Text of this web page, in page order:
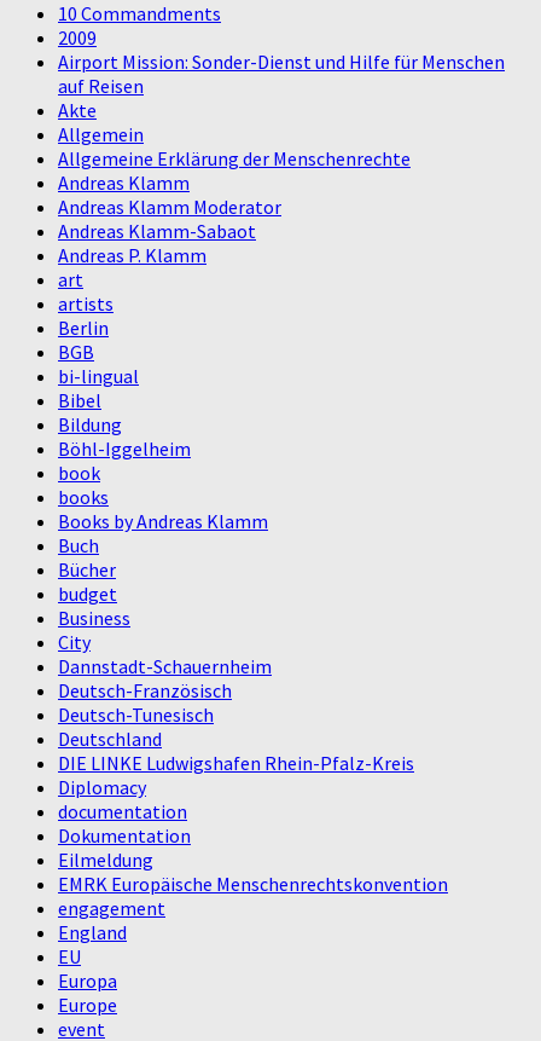
10 Commandments
2009
Airport Mission: Sonder-Dienst und Hilfe für Menschen
auf Reisen
Akte
Allgemein
Allgemeine Erklärung der Menschenrechte
Andreas Klamm
Andreas Klamm Moderator
Andreas Klamm-Sabaot
Andreas P. Klamm
art
artists
Berlin
BGB
bi-lingual
Bibel
Bildung
Böhl-Iggelheim
book
books
Books by Andreas Klamm
Buch
Bücher
budget
Business
City
Dannstadt-Schauernheim
Deutsch-Französisch
Deutsch-Tunesisch
Deutschland
DIE LINKE Ludwigshafen Rhein-Pfalz-Kreis
Diplomacy
documentation
Dokumentation
Eilmeldung
EMRK Europäische Menschenrechtskonvention
engagement
England
EU
Europa
Europe
event